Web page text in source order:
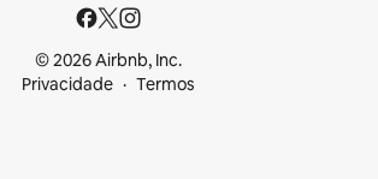
© 2026 Airbnb, Inc.
Privacidade
Termos